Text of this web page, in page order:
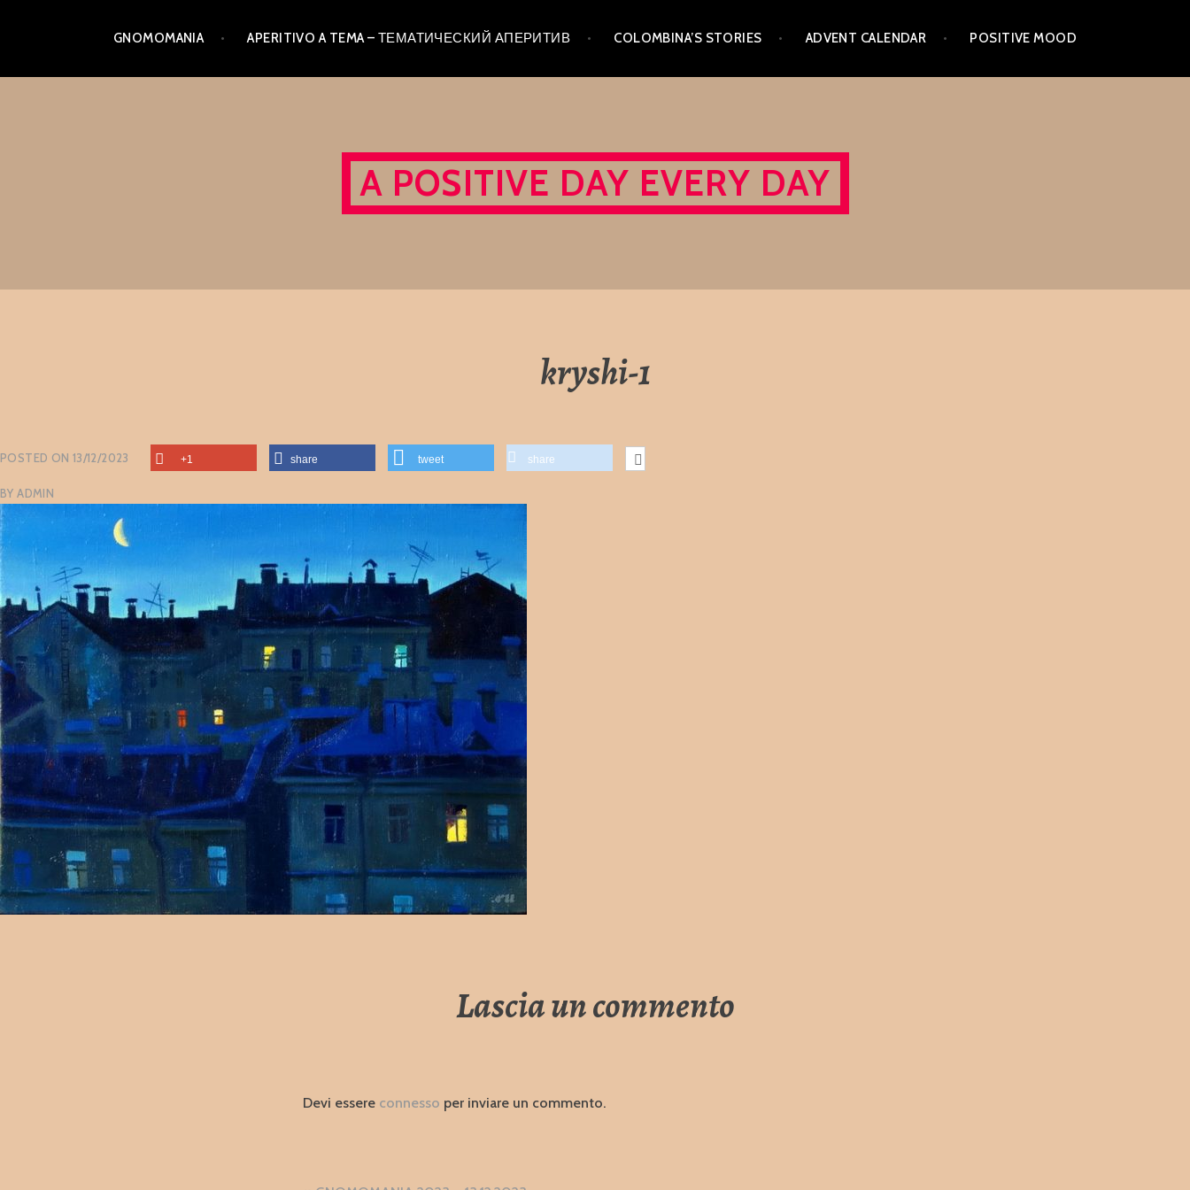
content
GNOMOMANIA APERITIVO A TEMA – ТЕМАТИЧЕСКИЙ АПЕРИТИВ COLOMBINA’S STORIES ADVENT CALENDAR POSITIVE MOOD
A POSITIVE DAY EVERY DAY
kryshi-1
POSTED ON 13/12/2023
BYADMIN
+1 share tweet share
Lascia un commento
Devi essere connesso per inviare un commento.